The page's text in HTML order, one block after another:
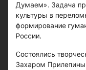
Думаем». Задача
культуры в
формирование
России.
Состоялись
Захаром